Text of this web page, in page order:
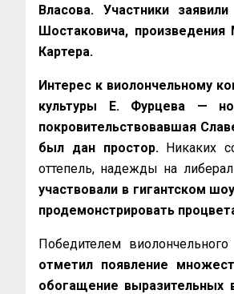
Власова. Участники
Шостаковича, произведения
Картера.
Интерес к виолончельному
культуры Е. Фурцева —
покровительствовавшая
был дан простор.Никаких
оттепель, надежды на
участвовали в гигантском
продемонстрировать
Победителем
отметил появление
обогащение выразительных